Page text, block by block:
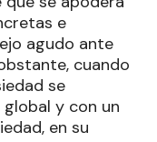
e
agudo ante
cuando
se
y con un
en su